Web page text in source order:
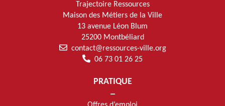
Trajectoire Ressources
Maison des Métiers de la Ville
13 avenue Léon Blum
25200 Montbéliard
contact@ressources-ville.org
06 73 01 26 25
PRATIQUE